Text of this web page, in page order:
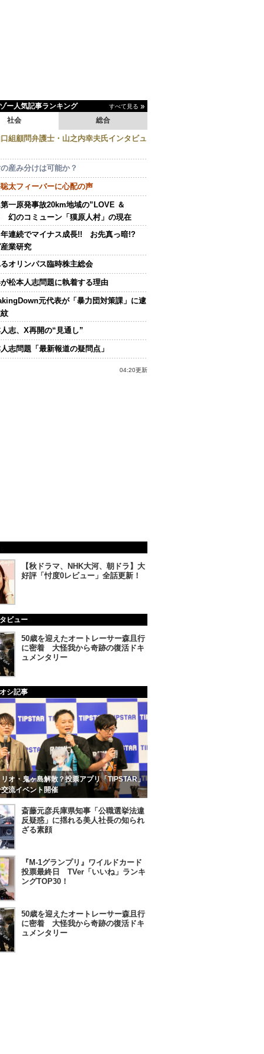
ー人気記事ランキング すべて見る
社会 総合
組顧問弁護士・山之内幸夫氏インタビュ
産み分けは可能か？
太フィーバーに心配の声
一原発事故20km地域の”LOVE ＆
幻のコミューン「獏原人村」の現在
年連続でマイナス成長!! お先真っ暗!?
業研究
オリンパス臨時株主総会
松本人志問題に執着する理由
元代表が「暴力団対策課」に逮
志、X再開の“見通し”
志問題「最新報道の疑問点」
04:20更新
【秋ドラマ、NHK大河、朝ドラ】大
好評「忖度0レビュー」全話更新！
ビュー
50歳を迎えたオートレーサー森且行
に密着 大怪我から奇跡の復活ドキ
ュメンタリー
シ記事
オ・鬼ヶ島解散？投票アプリ「TIPSTAR」
流イベント開催
斎藤元彦兵庫県知事「公職選挙法違
反疑惑」に揺れる美人社長の知られ
ざる素顔
『M-1グランプリ』ワイルドカード
投票最終日 TVer「いいね」ランキ
ングTOP30！
50歳を迎えたオートレーサー森且行
に密着 大怪我から奇跡の復活ドキ
ュメンタリー